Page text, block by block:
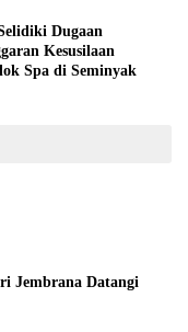
Dugaan
Kesusilaan
Spa di Seminyak
Jembrana Datangi